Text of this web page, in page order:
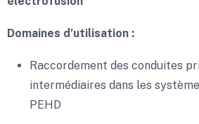
Domaines d’utilisation :
Raccordement des conduites
intermédiaires dans les
PEHD